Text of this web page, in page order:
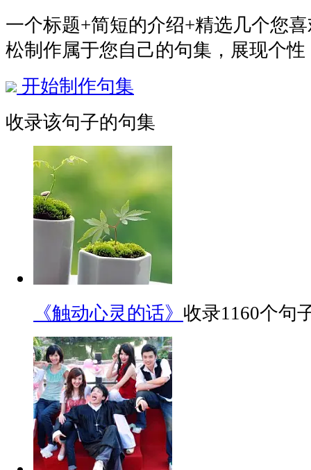
一个标题+简短的介绍+精选几个您
松制作属于您自己的句集，展现个
开始制作句集
收录该句子的句集
《触动心灵的话》 收录1160个句